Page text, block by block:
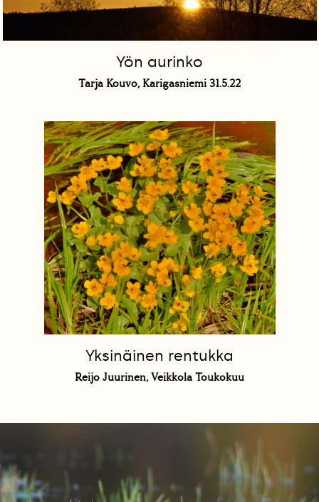
Yön aurinko
Tarja Kouvo, Karigasniemi 31.5.22
Yksinäinen rentukka
Reijo Juurinen, Veikkola Toukokuu